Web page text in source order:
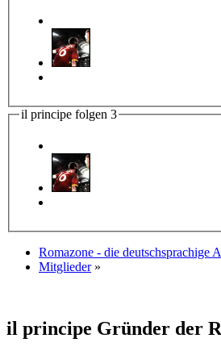
il principe folgen 3
Romazone - die deutschsprachige
Mitglieder »
il principe Gründer der